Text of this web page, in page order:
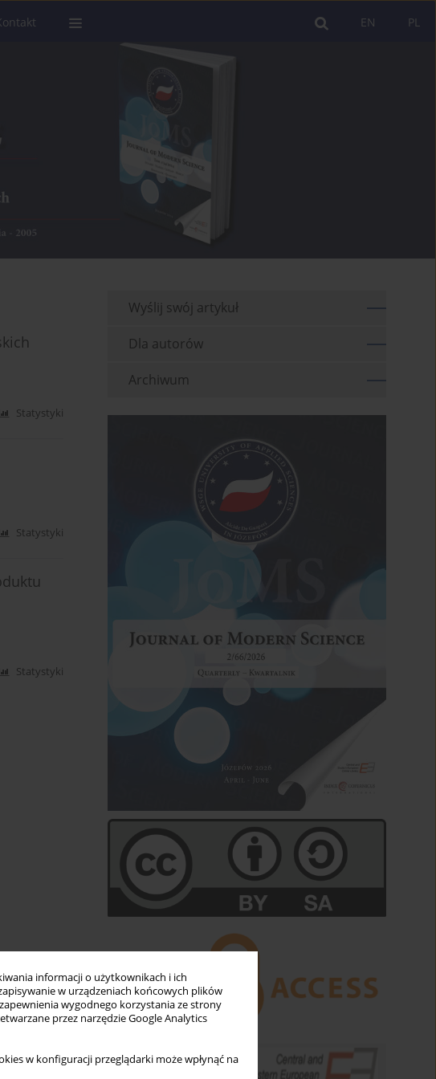
informacji o użytkownikach i ich
w urządzeniach końcowych plików
wygodnego korzystania ze strony
przez narzędzie Google Analytics
w konfiguracji przeglądarki może wpłynąć na
PL
EN
Statystyki
Statystyki
Statystyki
Wyślij swój artykuł
Dla autorów
Archiwum